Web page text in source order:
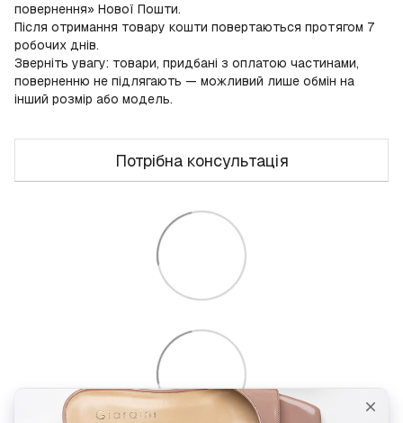
повернення» Нової Пошти.
Після отримання товару кошти повертаються протягом 7
робочих днів.
Зверніть увагу: товари, придбані з оплатою частинами,
поверненню не підлягають — можливий лише обмін на
інший розмір або модель.
Потрібна консультація